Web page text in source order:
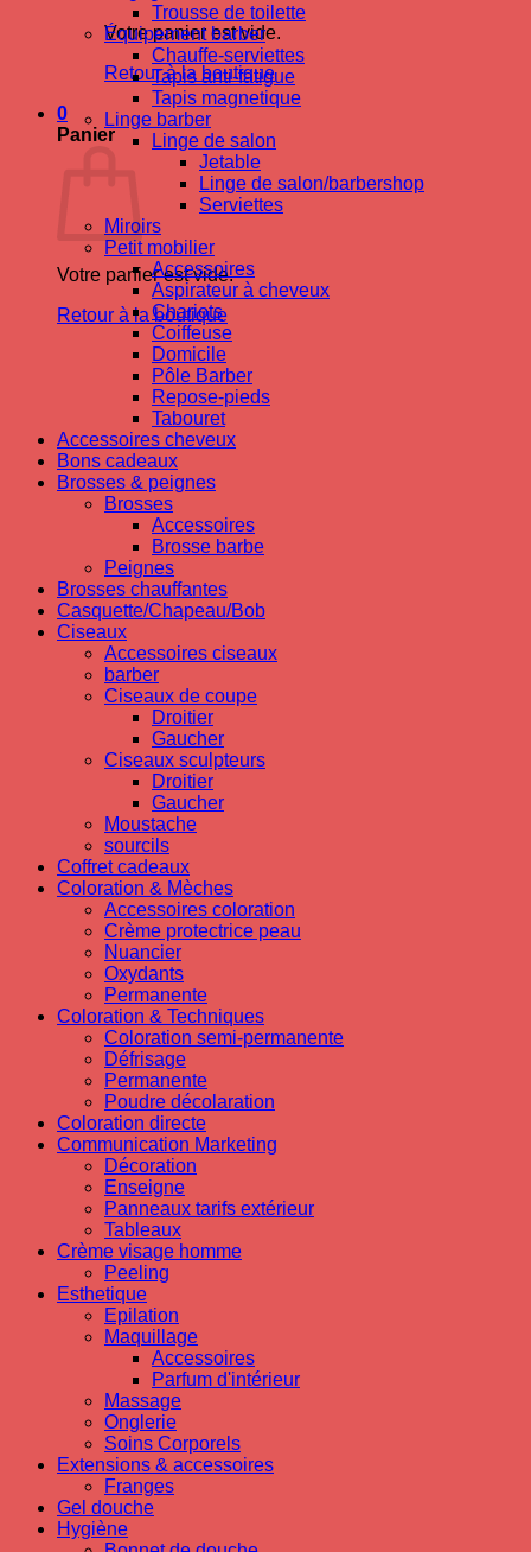
Votre panier est vide.
Retour à la boutique
0
Panier
Votre panier est vide.
Retour à la boutique
Trousse de toilette
Équipement barber
Chauffe-serviettes
Tapis anti-fatigue
Tapis magnetique
Linge barber
Linge de salon
Jetable
Linge de salon/barbershop
Serviettes
Miroirs
Petit mobilier
Accessoires
Aspirateur à cheveux
Chariots
Coiffeuse
Domicile
Pôle Barber
Repose-pieds
Tabouret
Accessoires cheveux
Bons cadeaux
Brosses & peignes
Brosses
Accessoires
Brosse barbe
Peignes
Brosses chauffantes
Casquette/Chapeau/Bob
Ciseaux
Accessoires ciseaux
barber
Ciseaux de coupe
Droitier
Gaucher
Ciseaux sculpteurs
Droitier
Gaucher
Moustache
sourcils
Coffret cadeaux
Coloration & Mèches
Accessoires coloration
Crème protectrice peau
Nuancier
Oxydants
Permanente
Coloration & Techniques
Coloration semi-permanente
Défrisage
Permanente
Poudre décolaration
Coloration directe
Communication Marketing
Décoration
Enseigne
Panneaux tarifs extérieur
Tableaux
Crème visage homme
Peeling
Esthetique
Epilation
Maquillage
Accessoires
Parfum d'intérieur
Massage
Onglerie
Soins Corporels
Extensions & accessoires
Franges
Gel douche
Hygiène